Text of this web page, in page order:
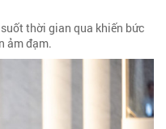
thời gian qua khiến bức
ảm đạm.